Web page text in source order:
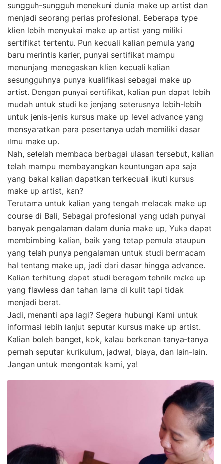
sungguh-sungguh menekuni dunia make up artist dan
menjadi seorang perias profesional. Beberapa type
klien lebih menyukai make up artist yang miliki
sertifikat tertentu. Pun kecuali kalian pemula yang
baru merintis karier, punyai sertifikat mampu
menunjang menegaskan klien kecuali kalian
sesungguhnya punya kualifikasi sebagai make up
artist. Dengan punyai sertifikat, kalian pun dapat lebih
mudah untuk studi ke jenjang seterusnya lebih-lebih
untuk jenis-jenis kursus make up level advance yang
mensyaratkan para pesertanya udah memiliki dasar
ilmu make up.
Nah, setelah membaca berbagai ulasan tersebut, kalian
telah mampu membayangkan keuntungan apa saja
yang bakal kalian dapatkan terkecuali ikuti kursus
make up artist, kan?
Terutama untuk kalian yang tengah melacak make up
course di Bali, Sebagai profesional yang udah punyai
banyak pengalaman dalam dunia make up, Yuka dapat
membimbing kalian, baik yang tetap pemula ataupun
yang telah punya pengalaman untuk studi bermacam
hal tentang make up, jadi dari dasar hingga advance.
Kalian terhitung dapat studi beragam tehnik make up
yang flawless dan tahan lama di kulit tapi tidak
menjadi berat.
Jadi, menanti apa lagi? Segera hubungi Kami untuk
informasi lebih lanjut seputar kursus make up artist.
Kalian boleh banget, kok, kalau berkenan tanya-tanya
pernah seputar kurikulum, jadwal, biaya, dan lain-lain.
Jangan untuk mengontak kami, ya!